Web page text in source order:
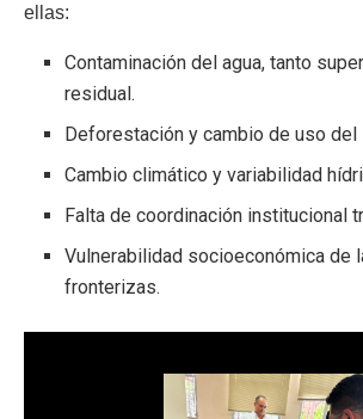
ellas:
Contaminación del agua, tanto
residual.
Deforestación y cambio de uso del
Cambio climático y variabilidad
Falta de coordinación institucional
Vulnerabilidad socioeconómica de
fronterizas.